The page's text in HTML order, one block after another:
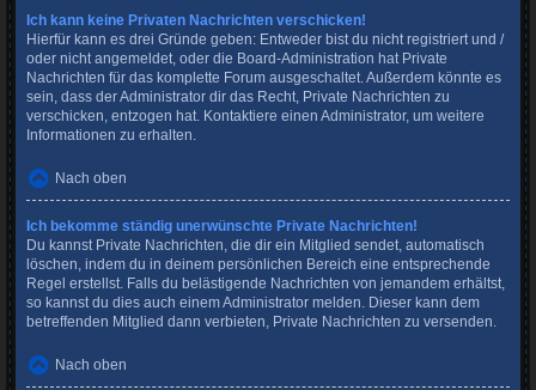
Ich kann keine Privaten Nachrichten verschicken!
Hierfür kann es drei Gründe geben: Entweder bist du nicht registriert und /
oder nicht angemeldet, oder die Board-Administration hat Private
Nachrichten für das komplette Forum ausgeschaltet. Außerdem könnte es
sein, dass der Administrator dir das Recht, Private Nachrichten zu
verschicken, entzogen hat. Kontaktiere einen Administrator, um weitere
Informationen zu erhalten.
Nach oben
Ich bekomme ständig unerwünschte Private Nachrichten!
Du kannst Private Nachrichten, die dir ein Mitglied sendet, automatisch
löschen, indem du in deinem persönlichen Bereich eine entsprechende
Regel erstellst. Falls du belästigende Nachrichten von jemandem erhältst,
so kannst du dies auch einem Administrator melden. Dieser kann dem
betreffenden Mitglied dann verbieten, Private Nachrichten zu versenden.
Nach oben